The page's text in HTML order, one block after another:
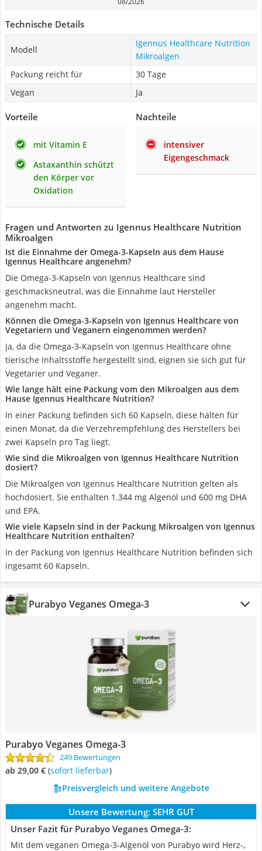
Technische Details
Modell
Igennus Healthcare Nutrition
Mikroalgen
Packung reicht für
30 Tage
Vegan
Ja
Vorteile
mit Vitamin E
Astaxanthin schützt
den Körper vor
Oxidation
Nachteile
intensiver
Eigengeschmack
Fragen und Antworten zu Igennus Healthcare Nutrition
Mikroalgen
Ist die Einnahme der Omega-3-Kapseln aus dem Hause
Igennus Healthcare angenehm?
Die Omega-3-Kapseln von Igennus Healthcare sind
geschmacksneutral, was die Einnahme laut Hersteller
angenehm macht.
Können die Omega-3-Kapseln von Igennus Healthcare von
Vegetariern und Veganern eingenommen werden?
Ja, da die Omega-3-Kapseln von Igennus Healthcare ohne
tierische Inhaltsstoffe hergestellt sind, eignen sie sich gut für
Vegetarier und Veganer.
Wie lange hält eine Packung vom den Mikroalgen aus dem
Hause Igennus Healthcare Nutrition?
In einer Packung befinden sich 60 Kapseln, diese halten für
einen Monat, da die Verzehrempfehlung des Herstellers bei
zwei Kapseln pro Tag liegt.
Wie sind die Mikroalgen von Igennus Healthcare Nutrition
dosiert?
Die Mikroalgen von Igennus Healthcare Nutrition gelten als
hochdosiert. Sie enthalten 1.344 mg Algenöl und 600 mg DHA
und EPA.
Wie viele Kapseln sind in der Packung Mikroalgen von Igennus
Healthcare Nutrition enthalten?
In der Packung von Igennus Healthcare Nutrition befinden sich
ingesamt 60 Kapseln.
Purabyo Veganes Omega-3
Purabyo Veganes Omega-3
249 Bewertungen
ab 29,00 € ( Sofort lieferbar)
Preisvergleich und weitere Angebote
Unsere Bewertung: SEHR GUT
Unser Fazit für Purabyo Veganes Omega-3:
Mit dem veganen Omega-3-Algenöl von Purabyo wird Herz-,